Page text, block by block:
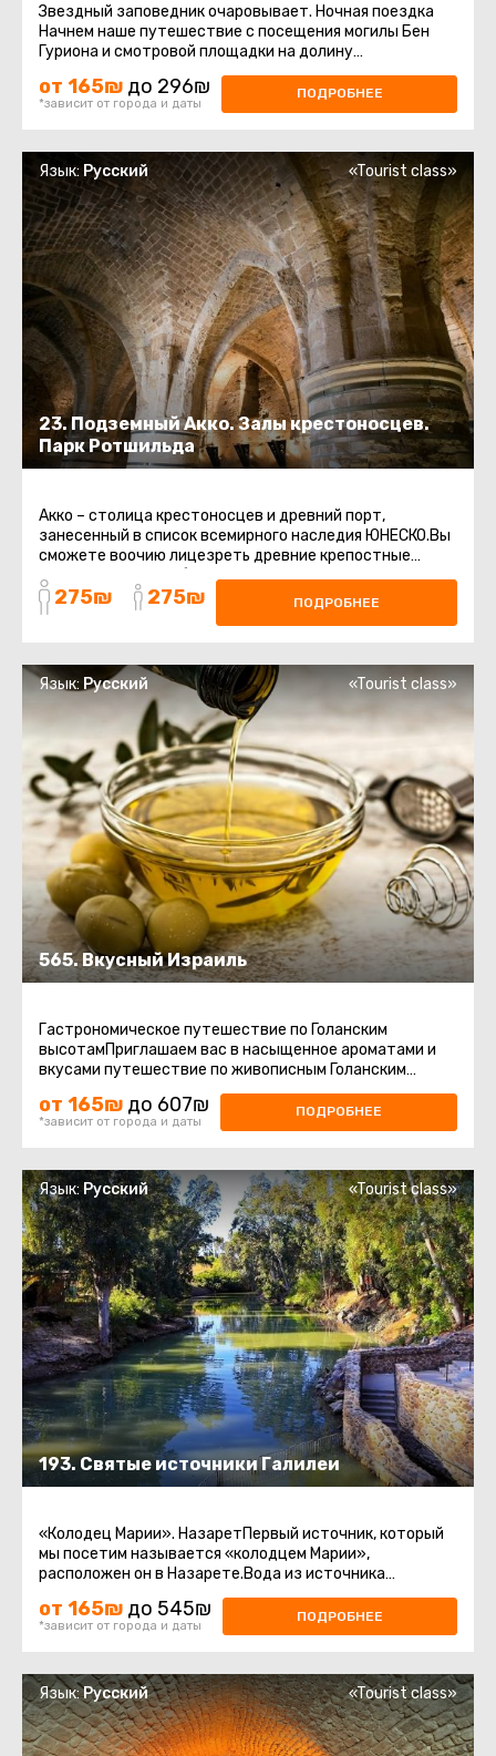
Звездный заповедник очаровывает. Ночная поездка
Начнем наше путешествие с посещения могилы Бен
Гуриона и смотровой площадки на долину
Цин.Эксклюзивно! Узнаем тайну ...
от 165₪ до 296₪
*зависит от города и даты
ПОДРОБНЕЕ
23. Подземный Акко. Залы крестоносцев.
Парк Ротшильда
Язык: Русский «Tourist class»
Акко – столица крестоносцев и древний порт,
занесенный в список всемирного наследия ЮНЕСКО.Вы
сможете воочию лицезреть древние крепостные
стены, восточный базар, старинные ...
275₪ 275₪ ПОДРОБНЕЕ
565. Вкусный Израиль
Язык: Русский «Tourist class»
Гастрономическое путешествие по Голанским
высотамПриглашаем вас в насыщенное ароматами и
вкусами путешествие по живописным Голанским
высотам – региону, где природа ...
от 165₪ до 607₪
*зависит от города и даты
ПОДРОБНЕЕ
193. Святые источники Галилеи
Язык: Русский «Tourist class»
«Колодец Марии». НазаретПервый источник, который
мы посетим называется «колодцем Марии»,
расположен он в Назарете.Вода из источника
считается священной у христиан.Храм ...
от 165₪ до 545₪
*зависит от города и даты
ПОДРОБНЕЕ
Язык:Русский «Tourist class»